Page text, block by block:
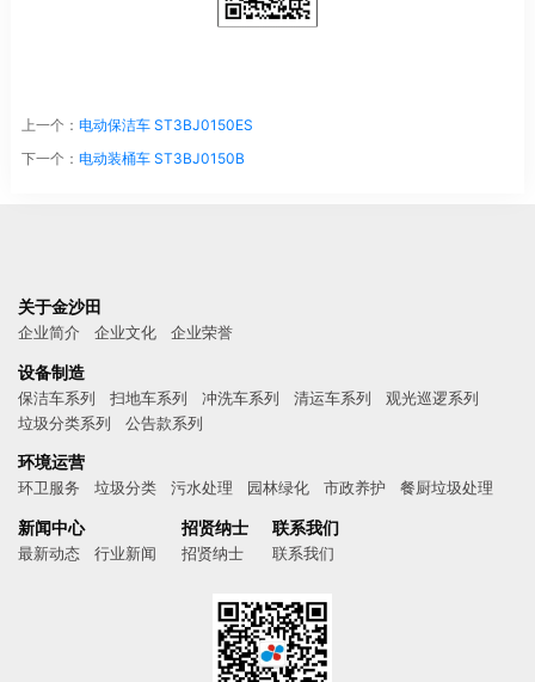
上一个： 电动保洁车 ST3BJ0150ES
下一个： 电动装桶车 ST3BJ0150B
关于金沙田
企业简介 企业文化 企业荣誉
设备制造
保洁车系列 扫地车系列 冲洗车系列 清运车系列
观光巡逻系列
垃圾分类系列
公告款系列
环境运营
环卫服务 垃圾分类 污水处理 园林绿化 市政养护 餐厨垃圾处理
新闻中心
最新动态 行业新闻
招贤纳士
招贤纳士
联系我们
联系我们